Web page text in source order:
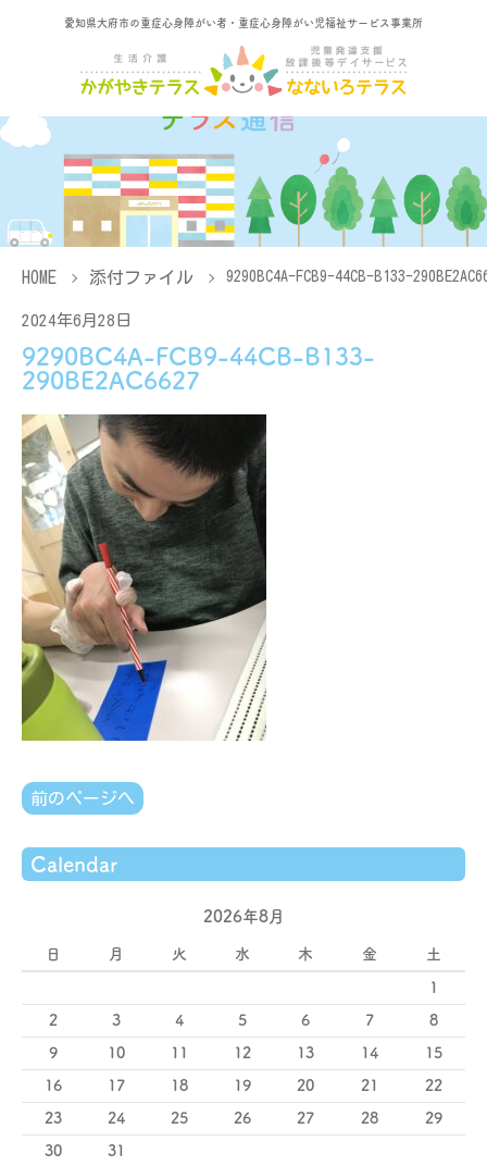
愛知県大府市の重症心身障がい者・重症心身障がい児福祉サービス事業所
HOME 添付ファイル 9290BC4A-FCB9-44CB-B133-
2024年6月28日
9290BC4A-FCB9-44CB-B133-
290BE2AC6627
前のページへ
Calendar
2026年8月
日 月 火 水 木 金 土
1
2 3 4 5 6 7 8
9 10 11 12 13 14 15
16 17 18 19 20 21 22
23 24 25 26 27 28 29
30 31